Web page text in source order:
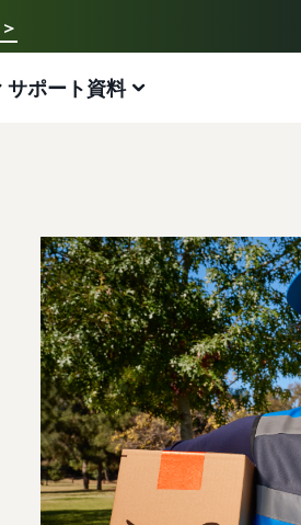
選択してください
- US
まで紹介
成功パック
売上を目指す方法
録(Brand Registry)
サポート
比較
もり
用シミュレーション
な売上アップを支援
る (Amazonビジネス)
売を拡大
マーに販売
度と購入を促進
な売上アップを支援
引を提供
グラム
販路を支援
サポート資料
を解説
プを紹介
の始め方は？
のヒントとコツを紹介
スとは？
念からAmazonマーケットプレ